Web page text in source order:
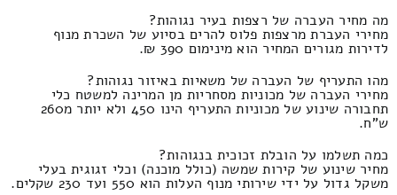
מה מחיר העברה של רצפות בעיר נגוהות?
מחירי העברת מרצפות פלוס להרים בסיוע של השכרת מנוף
לדירות מגורים המחיר הוא מינימום 390 ₪.
מהו התעריף של העברה של משאיות באיזור נגוהות?
מחירי העברה של מכוניות מסחריות מן המרינה למשטח כלי
תחבורה שינוע של מכוניות התעריף הינו 450 ולא יותר מ260
ש"ח.
כמה תשלמו על הובלת זכוכית בנגוהות?
מחיר שינוע של קירות שמשה (כולל מוכנה) וכלי זגוגית בעלי
משקל גדול על ידי שירותי מנוף העלות הוא 550 ועד 230 שקלים.